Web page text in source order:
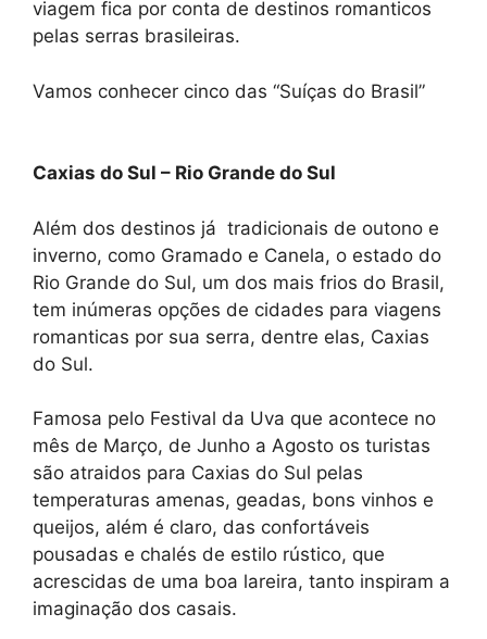
viagem fica por conta de destinos romanticos
pelas serras brasileiras.
Vamos conhecer cinco das “Suíças do Brasil”
Caxias do Sul – Rio Grande do Sul
Além dos destinos já tradicionais de outono e
inverno, como Gramado e Canela, o estado do
Rio Grande do Sul, um dos mais frios do Brasil,
tem inúmeras opções de cidades para viagens
romanticas por sua serra, dentre elas, Caxias
do Sul.
Famosa pelo Festival da Uva que acontece no
mês de Março, de Junho a Agosto os turistas
são atraidos para Caxias do Sul pelas
temperaturas amenas, geadas, bons vinhos e
queijos, além é claro, das confortáveis
pousadas e chalés de estilo rústico, que
acrescidas de uma boa lareira, tanto inspiram a
imaginação dos casais.